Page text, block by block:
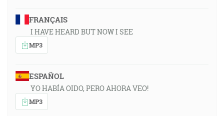
FRANÇAIS
I HAVE HEARD BUT NOW I SEE
MP3
ESPAÑOL
YO HABÍA OIDO, PERO AHORA VEO!
MP3